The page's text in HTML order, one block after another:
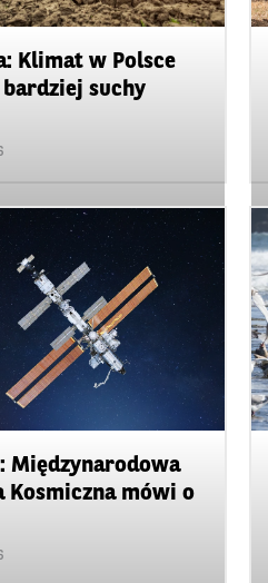
Klimat w Polsce
suchy
Międzynarodowa
Kosmiczna mówi o